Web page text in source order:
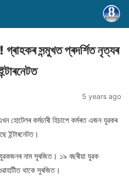
গ্ৰাহকৰ সন্মুখত প্ৰদৰ্শিত নৃত্যৰ
5 years ago
হােটেলৰ কৰ্মচাৰী হিচাপে কৰ্মৰত এজন যুৱকৰ
ইন্টাৰনেটত।
নাম সুৰজিত। ১৯ বছৰীয়া যুৱক
থাকে সুৰজিত।